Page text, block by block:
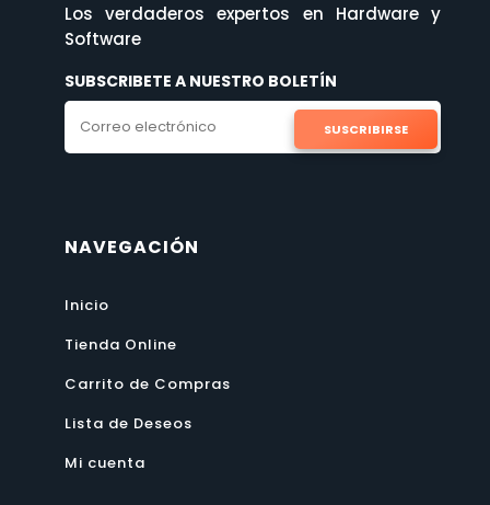
Los verdaderos expertos en Hardware y
Software
SUBSCRIBETE A NUESTRO BOLETÍN
SUSCRIBIRSE
NAVEGACIÓN
Inicio
Tienda Online
Carrito de Compras
Lista de Deseos
Mi cuenta